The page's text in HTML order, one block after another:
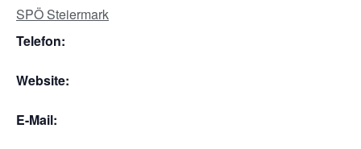
SPÖ Steiermark
Telefon:
Website:
E-Mail: